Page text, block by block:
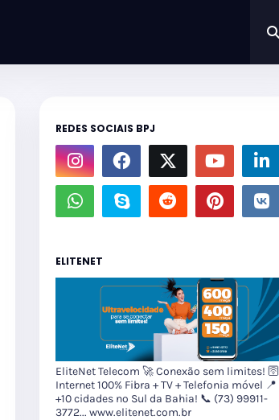
REDES SOCIAIS BPJ
ELITENET
EliteNet Telecom 🚀 Conexão sem limites! 🛜
Internet 100% Fibra + TV + Telefonia móvel 📍
+10 cidades no Sul da Bahia! 📞 (73) 99911-
3772... www.elitenet.com.br